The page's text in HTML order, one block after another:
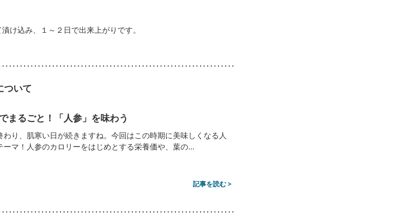
け込み、１～２日で出来上がりです。
ついて
まるごと！「人参」を味わう
わり、肌寒い日が続きますね。今回はこの時期に美味しくなる人
ーマ！人参のカロリーをはじめとする栄養価や、葉の...
記事を読む >